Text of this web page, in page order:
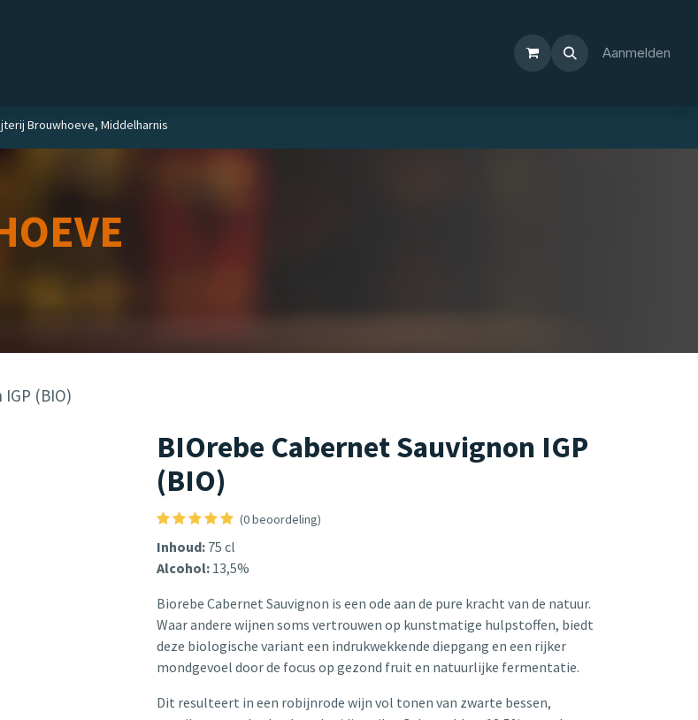
Aanmelden
Brouwhoeve, Middelharnis
(BIO)
BIOrebe Cabernet Sauvignon IGP
(BIO)
(0 beoordeling)
Inhoud: 75 cl
Alcohol: 13,5%
Biorebe Cabernet Sauvignon is een ode aan de pure kracht van de natuur.
Waar andere wijnen soms vertrouwen op kunstmatige hulpstoffen, biedt
deze biologische variant een indrukwekkende diepgang en een rijker
mondgevoel door de focus op gezond fruit en natuurlijke fermentatie.
Dit resulteert in een robijnrode wijn vol tonen van zwarte bessen,